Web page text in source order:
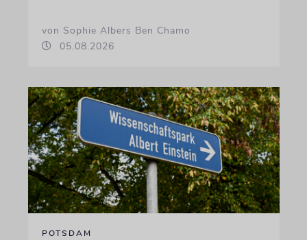
von Sophie Albers Ben Chamo
05.08.2026
POTSDAM